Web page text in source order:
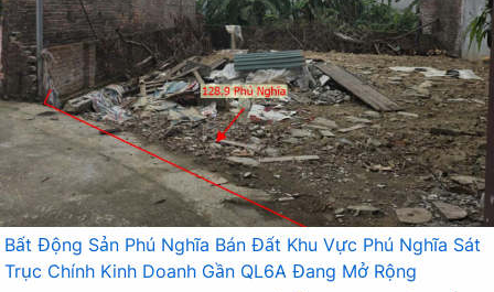
Bất Động Sản Phú Nghĩa Bán Đất Khu Vực Phú Nghĩa Sát
Trục Chính Kinh Doanh Gần QL6A Đang Mở Rộng